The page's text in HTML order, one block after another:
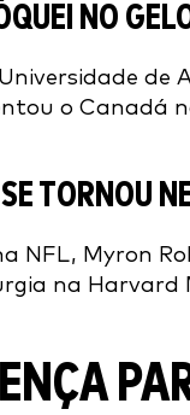
NO
de
o Canadá
TORNOU
NFL, Myron
na Harvard